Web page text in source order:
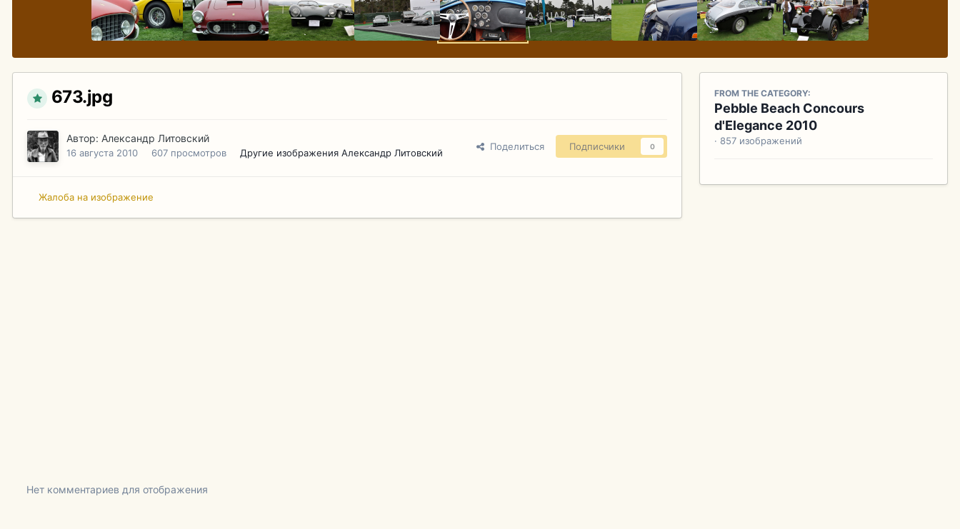
673.jpg
Автор: Александр Литовский
16 августа 2010 607 просмотров Другие изображения Александр Литовский
Поделиться Подписчики 0
Жалоба на изображение
FROM THE CATEGORY:
Pebble Beach Concours
d'Elegance 2010
· 857 изображений
Нет комментариев для отображения